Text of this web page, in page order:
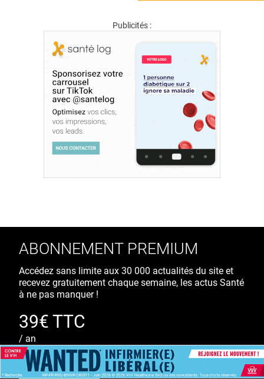
Publicités :
ABONNEMENT PREMIUM
Accédez sans limite aux 30 000 actualités du site et
recevez gratuitement chaque semaine, les actus Santé
à ne pas manquer !
39€ TTC
/ an
S'ABONNER